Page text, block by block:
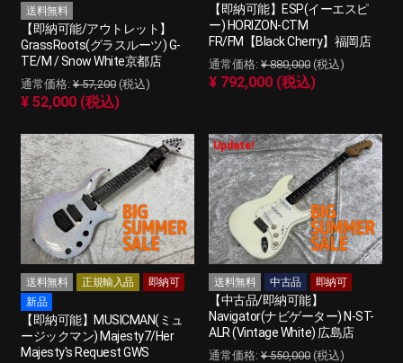
送料無料
【即納可能/アウトレット】
GrassRoots(グラスルーツ) G-
TE/M / Snow White京都店
¥ 57,200 (税込)
¥ 52,000 (税込)
【即納可能】ESP(イーエスピ
ー) HORIZON-CTM
FR/FM【Black Cherry】福岡店
¥ 880,000 (税込)
¥ 792,000 (税込)
送料無料 正規輸入品
即納可
新品
【即納可能】MUSICMAN(ミュ
ージックマン) Majesty7/Her
Majesty's Request GWS
Update!
送料無料 中古品 即納可
【中古品/即納可能】
Navigator(ナビゲーター) N-ST-
ALR (Vintage White) 広島店
¥ 550,000 (税込)